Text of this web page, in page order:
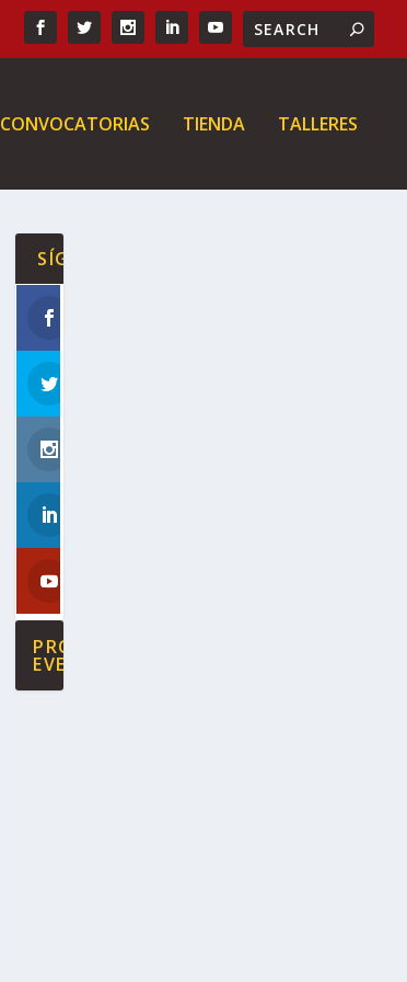
CONVOCATORIAS TIENDA TALLERES
SÍGUENOS
PRÓXIMOS
EVENTOS